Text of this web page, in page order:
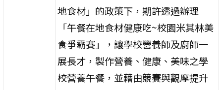
地食材」的政策下，期許透過辦理
「午餐在地食材健康吃~校園米其林美
食爭霸賽」，讓學校營養師及廚師一
展長才，製作營養、健康、美味之學
校營養午餐，並藉由競賽與觀摩提升